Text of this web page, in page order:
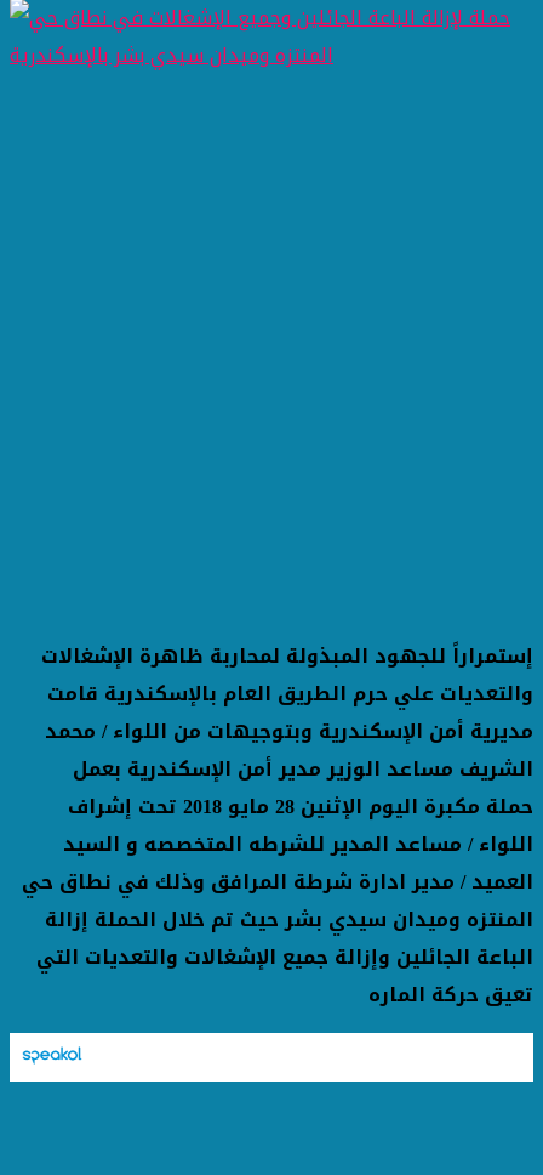
إستمراراً للجهود المبذولة لمحاربة ظاهرة الإشغالات
والتعديات علي حرم الطريق العام بالإسكندرية قامت
مديرية أمن الإسكندرية وبتوجيهات من اللواء / محمد
الشريف مساعد الوزير مدير أمن الإسكندرية بعمل
حملة مكبرة اليوم الإثنين 28 مايو 2018 تحت إشراف
اللواء / مساعد المدير للشرطه المتخصصه و السيد
العميد/مدير ادارة شرطة المرافق وذلك في نطاق حي
المنتزه وميدان سيدي بشر حيث تم خلال الحملة إزالة
الباعة الجائلين وإزالة جميع الإشغالات والتعديات التي
تعيق حركة الماره